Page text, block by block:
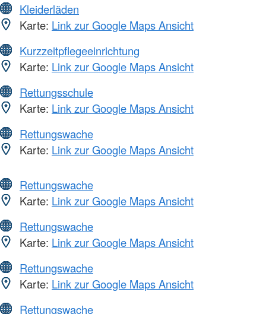
Kleiderläden
Karte: Link zur Google Maps Ansicht
Kurzzeitpflegeeinrichtung
Karte: Link zur Google Maps Ansicht
Rettungsschule
Karte: Link zur Google Maps Ansicht
Rettungswache
Karte: Link zur Google Maps Ansicht
Rettungswache
Karte: Link zur Google Maps Ansicht
Rettungswache
Karte: Link zur Google Maps Ansicht
Rettungswache
Karte: Link zur Google Maps Ansicht
Rettungswache